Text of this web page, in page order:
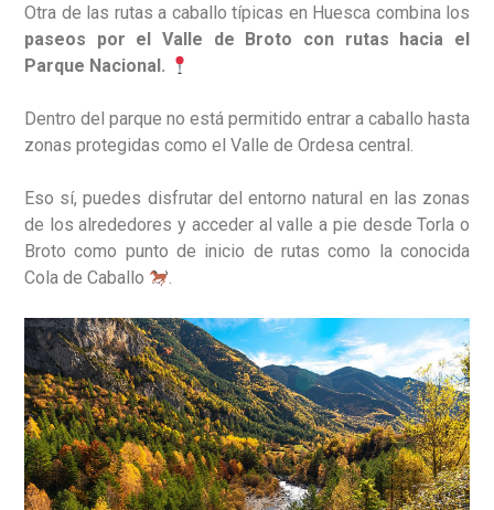
Otra de las rutas a caballo típicas en Huesca combina los
paseos por el Valle de Broto con rutas hacia el
Parque Nacional.
Dentro del parque no está permitido entrar a caballo hasta
zonas protegidas como el Valle de Ordesa central.
Eso sí, puedes disfrutar del entorno natural en las zonas
de los alrededores y acceder al valle a pie desde Torla o
Broto como punto de inicio de rutas como la conocida
Cola de Caballo
.